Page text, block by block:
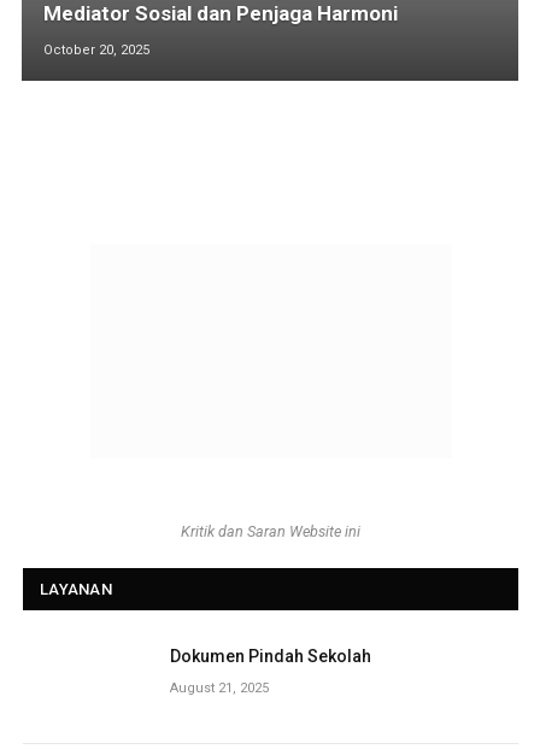
Mediator Sosial dan Penjaga Harmoni
October 20, 2025
Kritik dan Saran Website ini
LAYANAN
Dokumen Pindah Sekolah
August 21, 2025